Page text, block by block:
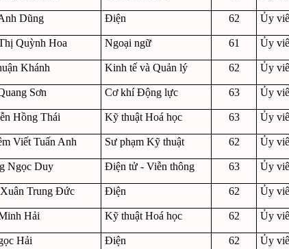
Dũng Điện 62 Ủy
Quỳnh Hoa Ngoại ngữ 61 Ủy
Khánh Kinh tế và Quản lý 62 Ủy
Sơn Cơ khí Động lực 63 Ủy
Hồng Thái Kỹ thuật Hoá học 63 Ủy
Viết Tuấn Anh Sư phạm Kỹ thuật 62 Ủy
Ngọc Duy Điện tử - Viễn thông 63 Ủy
Trung Đức Điện 62 Ủy
Hải Kỹ thuật Hoá học 62 Ủy
Hải Điện 62 Ủy